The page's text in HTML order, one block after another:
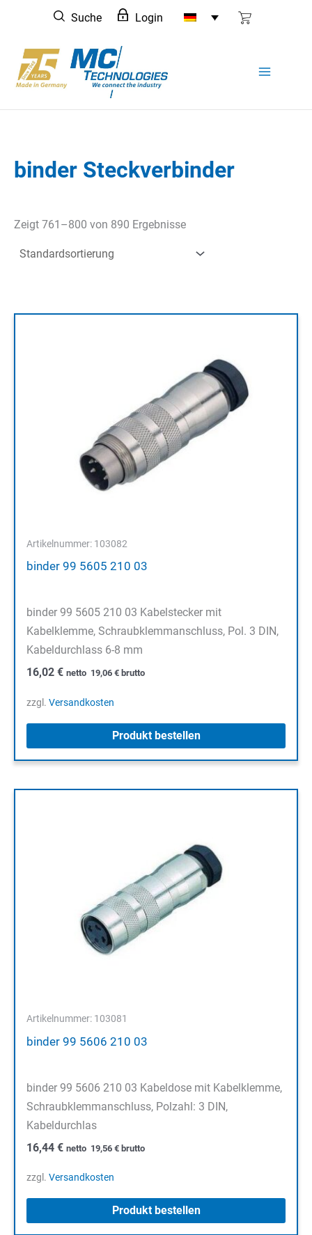
springen
Suche Login
binder Steckverbinder
Zeigt 761–800 von 890 Ergebnisse
Artikelnummer: 103082
binder 99 5605 210 03
binder 99 5605 210 03 Kabelstecker mit
Kabelklemme, Schraubklemmanschluss, Pol. 3 DIN,
Kabeldurchlass 6-8 mm
16,02 € netto 19,06 € brutto
zzgl. Versandkosten
Produkt bestellen
Artikelnummer: 103081
binder 99 5606 210 03
binder 99 5606 210 03 Kabeldose mit Kabelklemme,
Schraubklemmanschluss, Polzahl: 3 DIN,
Kabeldurchlas
16,44 € netto 19,56 € brutto
zzgl. Versandkosten
Produkt bestellen